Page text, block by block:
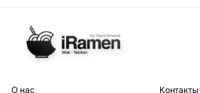
O нас
Контакты